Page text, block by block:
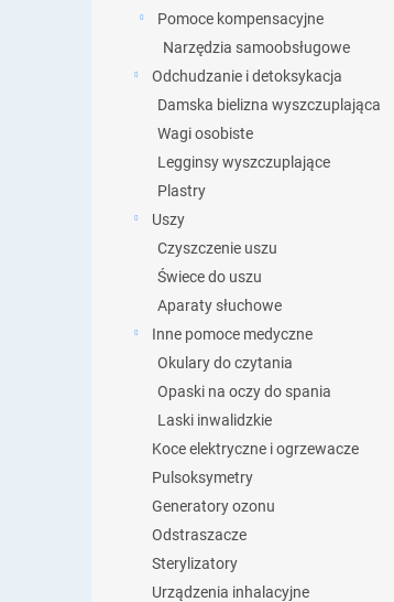
Pomoce kompensacyjne
Narzędzia samoobsługowe
Odchudzanie i detoksykacja
Damska bielizna wyszczuplająca
Wagi osobiste
Legginsy wyszczuplające
Plastry
Uszy
Czyszczenie uszu
Świece do uszu
Aparaty słuchowe
Inne pomoce medyczne
Okulary do czytania
Opaski na oczy do spania
Laski inwalidzkie
Koce elektryczne i ogrzewacze
Pulsoksymetry
Generatory ozonu
Odstraszacze
Sterylizatory
Urządzenia inhalacyjne